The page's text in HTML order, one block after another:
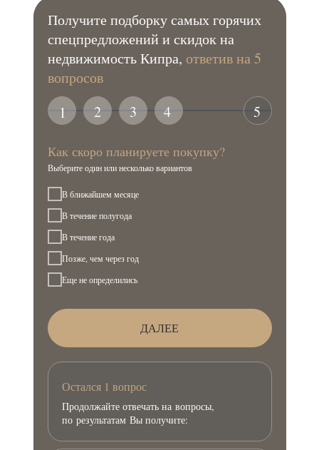
5
4
3
2
1
Остался 1 вопрос
Продолжайте отвечать на вопросы,
по результатам Вы получите:
Получите подборку самых горячих
спецпредложений и скидок на
недвижимость Кипра, ответив на 5
вопросов
Как скоро планируете покупку?
Выберите один или несколько вариантов
В ближайшем месяце
В течение полугода
В течение года
Позже, чем через год
Еще не определились
ДАЛЕЕ